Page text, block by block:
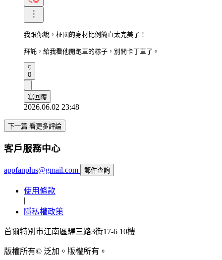
我跟你說，柾國的身材比例簡直太完美了！
拜託，給我看他開跑車的樣子，別開卡丁車了。
0
寫回覆
2026.06.02 23:48
下一篇 看更多評論
客戶服務中心
appfanplus@gmail.com 郵件查詢
使用條款
|
隱私權政策
首爾特別市江南區驛三路3街17-6 10樓
版權所有© 泛加。版權所有。